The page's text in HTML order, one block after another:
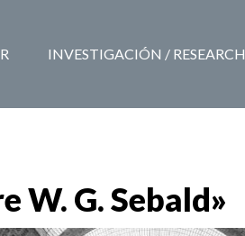
INVESTIGACIÓN / RESEARCH
W. G. Sebald»